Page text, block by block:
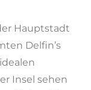
Hauptstadt
Delfin’s
Insel sehen